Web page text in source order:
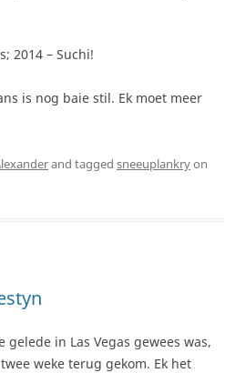
2014 – Suchi!
is nog baie stil. Ek moet meer
and tagged sneeuplankryon
gelede in Las Vegas gewees was,
weke terug gekom. Ek het